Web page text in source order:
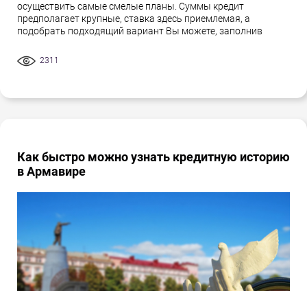
осуществить самые смелые планы. Суммы кредит
предполагает крупные, ставка здесь приемлемая, а
подобрать подходящий вариант Вы можете, заполнив
2311
Как быстро можно узнать кредитную историю
в Армавире